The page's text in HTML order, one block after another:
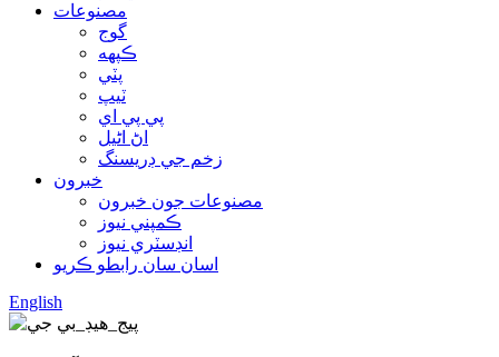
مصنوعات
گوج
ڪپهه
پٽي
ٽيپ
پي پي اي
اڻ اڻيل
زخم جي ڊريسنگ
خبرون
مصنوعات جون خبرون
ڪمپني نيوز
انڊسٽري نيوز
اسان سان رابطو ڪريو
English